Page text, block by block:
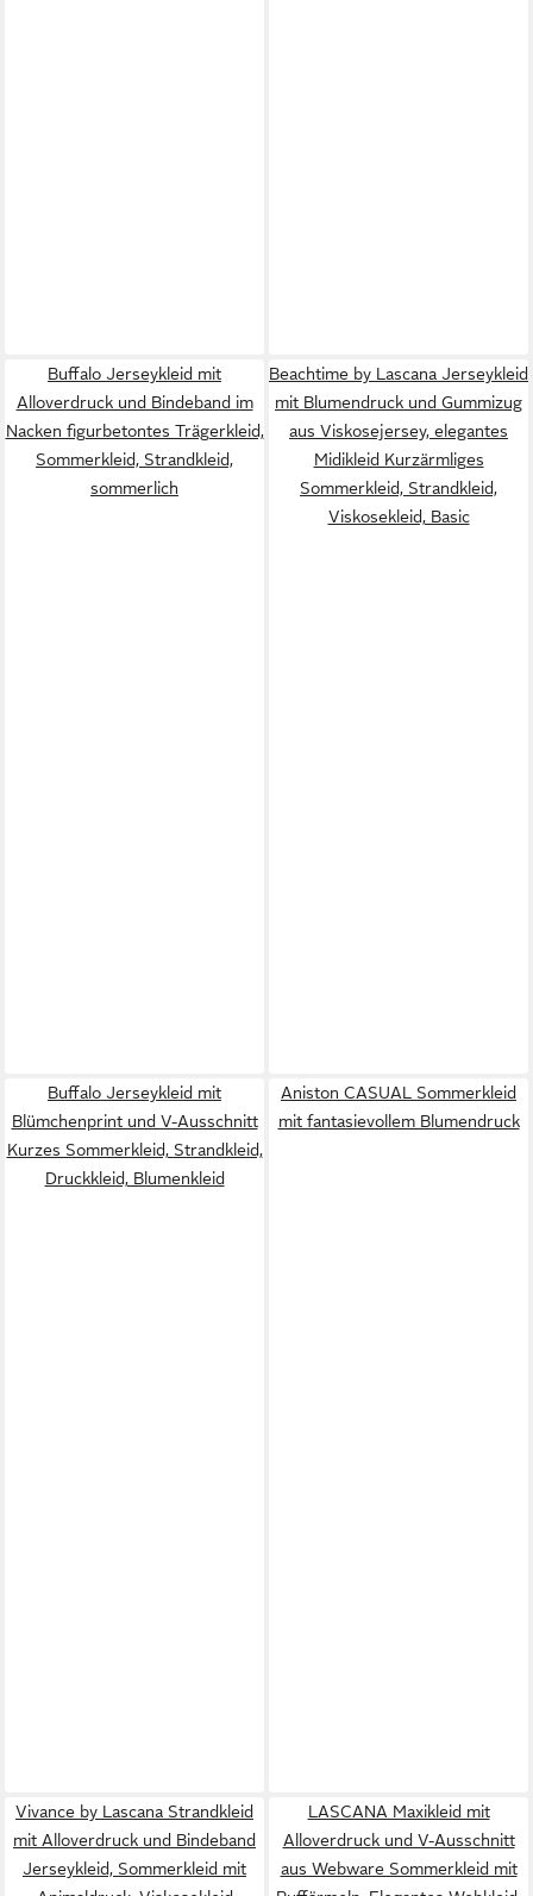
Buffalo Jerseykleid mit
Alloverdruck und Bindeband im
Nacken figurbetontes Trägerkleid,
Sommerkleid, Strandkleid,
sommerlich
Beachtime by Lascana Jerseykleid
mit Blumendruck und Gummizug
aus Viskosejersey, elegantes
Midikleid Kurzärmliges
Sommerkleid, Strandkleid,
Viskosekleid, Basic
Buffalo Jerseykleid mit
Blümchenprint und V-Ausschnitt
Kurzes Sommerkleid, Strandkleid,
Druckkleid, Blumenkleid
Aniston CASUAL Sommerkleid
mit fantasievollem Blumendruck
Vivance by Lascana Strandkleid
mit Alloverdruck und Bindeband
Jerseykleid, Sommerkleid mit
LASCANA Maxikleid mit
Alloverdruck und V-Ausschnitt
aus Webware Sommerkleid mit